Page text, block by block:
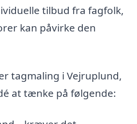
tilbud fra fagfolk,
kan påvirke den
tagmaling i Vejruplund,
at tænke på følgende: